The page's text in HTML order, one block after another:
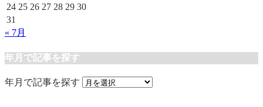
24 25 26 27 28 29 30
31
« 7月
年月で記事を探す
年月で記事を探す